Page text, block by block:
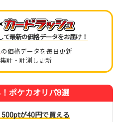
最新の価格データをお届け！
の価格データを毎日更新
計・計測し更新
ポケカオリパ8選
が40円で買える